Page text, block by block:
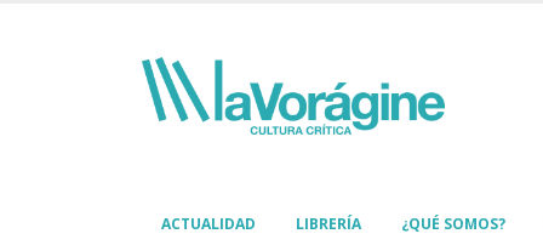
ACTUALIDAD LIBRERÍA ¿QUÉ SOMOS?